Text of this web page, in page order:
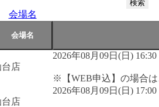
会場名
台店
2026年08月09日(日) 16:30
※【WEB申込】の場合は
台店
2026年08月09日(日) 17:00